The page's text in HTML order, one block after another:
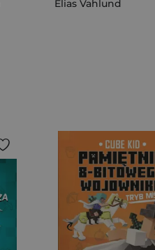
Elias Vahlund